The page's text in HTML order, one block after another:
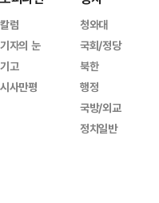
칼럼
기자의 눈
기고
시사만평
청와대
국회/정당
북한
행정
국방/외교
정치일반